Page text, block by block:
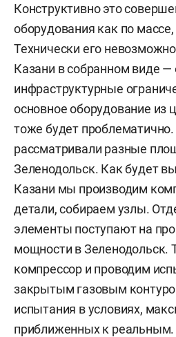
Конструктивно это
оборудования как по
Технически его
Казани в собранном виде —
инфраструктурные
основное оборудование из
тоже будет
рассматривали разные
Зеленодольск. Как будет
Казани мы производим
детали, собираем узлы.
элементы поступают на
мощности в Зеленодольск.
компрессор и проводим
закрытым газовым
испытания в условиях,
приближенных к